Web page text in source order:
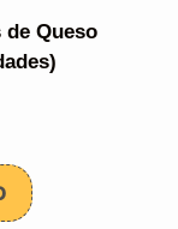
de Queso